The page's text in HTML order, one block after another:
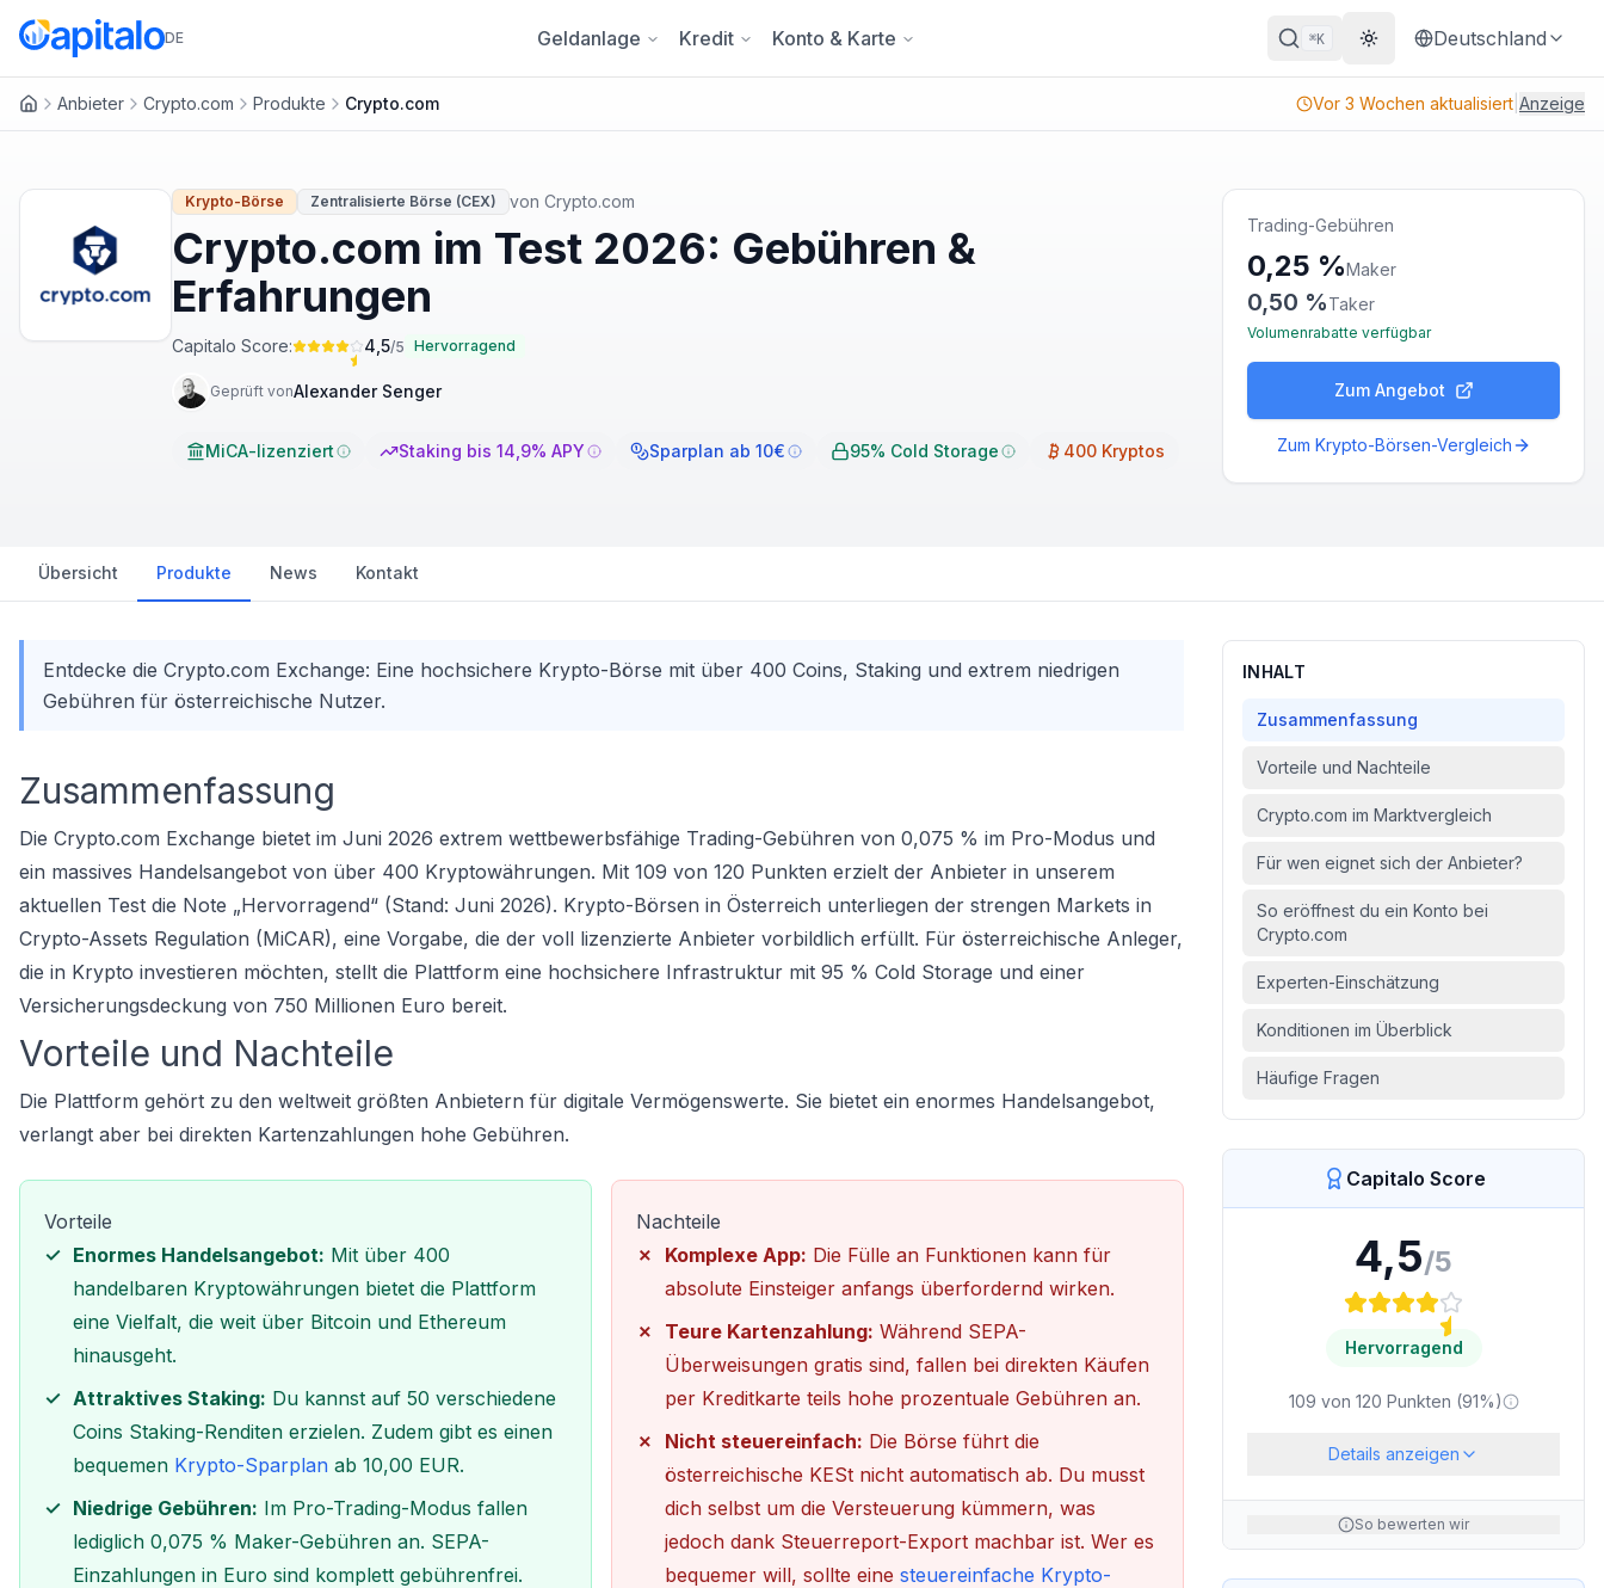
DE Geldanlage Kredit Konto & Karte ⌘K Theme wechseln
Deutschland
Anbieter Crypto.com Produkte Crypto.com Vor 3 Wochen aktualisiert Anzeige
Krypto-Börse Zentralisierte Börse (CEX) von Crypto.com
Crypto.com im Test 2026: Gebühren &
Erfahrungen
Capitalo Score: 4,5/5 Hervorragend
Geprüft vonAlexander Senger
MiCA-lizenziert Staking bis 14,9% APY Sparplan ab 10€ 95% Cold Storage 400 Kryptos
Trading-Gebühren
0,25 %Maker
0,50 %Taker
Volumenrabatte verfügbar
Zum Angebot
Zum Krypto-Börsen-Vergleich
Übersicht Produkte News Kontakt
Entdecke die Crypto.com Exchange: Eine hochsichere Krypto-Börse mit über 400 Coins, Staking und extrem niedrigen
Gebühren für österreichische Nutzer.
Zusammenfassung
Die Crypto.com Exchange bietet im Juni 2026 extrem wettbewerbsfähige Trading-Gebühren von 0,075 % im Pro-Modus und
ein massives Handelsangebot von über 400 Kryptowährungen. Mit 109 von 120 Punkten erzielt der Anbieter in unserem
aktuellen Test die Note „Hervorragend“ (Stand: Juni 2026). Krypto-Börsen in Österreich unterliegen der strengen Markets in
Crypto-Assets Regulation (MiCAR), eine Vorgabe, die der voll lizenzierte Anbieter vorbildlich erfüllt. Für österreichische Anleger,
die in Krypto investieren möchten, stellt die Plattform eine hochsichere Infrastruktur mit 95 % Cold Storage und einer
Versicherungsdeckung von 750 Millionen Euro bereit.
Vorteile und Nachteile
Die Plattform gehört zu den weltweit größten Anbietern für digitale Vermögenswerte. Sie bietet ein enormes Handelsangebot,
verlangt aber bei direkten Kartenzahlungen hohe Gebühren.
Vorteile
Enormes Handelsangebot: Mit über 400
handelbaren Kryptowährungen bietet die Plattform
eine Vielfalt, die weit über Bitcoin und Ethereum
hinausgeht.
Attraktives Staking: Du kannst auf 50 verschiedene
Coins Staking-Renditen erzielen. Zudem gibt es einen
bequemen Krypto-Sparplan ab 10,00 EUR.
Niedrige Gebühren: Im Pro-Trading-Modus fallen
lediglich 0,075 % Maker-Gebühren an. SEPA-
Einzahlungen in Euro sind komplett gebührenfrei.
Nachteile
Komplexe App: Die Fülle an Funktionen kann für
absolute Einsteiger anfangs überfordernd wirken.
Teure Kartenzahlung: Während SEPA-
Überweisungen gratis sind, fallen bei direkten Käufen
per Kreditkarte teils hohe prozentuale Gebühren an.
Nicht steuereinfach: Die Börse führt die
österreichische KESt nicht automatisch ab. Du musst
dich selbst um die Versteuerung kümmern, was
jedoch dank Steuerreport-Export machbar ist. Wer es
bequemer will, sollte eine steuereinfache Krypto-
INHALT
Zusammenfassung
Vorteile und Nachteile
Crypto.com im Marktvergleich
Für wen eignet sich der Anbieter?
So eröffnest du ein Konto bei
Crypto.com
Experten-Einschätzung
Konditionen im Überblick
Häufige Fragen
Capitalo Score
4,5/5
Hervorragend
109 von 120 Punkten (91%)
Details anzeigen
So bewerten wir